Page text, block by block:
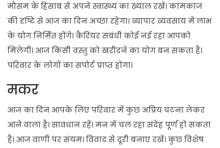
मौसम के हिसाब से अपने स्वास्थ्य का ख्याल रखें। कामकाज
की दृष्टि से आज का दिन अच्छा रहेगा। व्यापार व्यवसाय में लाभ
के योग निर्मित होंगे। कैरियर संबंधी कोई नई रहा आपको
मिलेगी। आज किसी वस्तु को खरीदने का योग बन सकता है।
परिवार के लोगों का सपोर्ट प्राप्त होगा।
मकर
आज का दिन आपके लिए परिवार में कुछ अप्रिय घटना लेकर
आने वाला है। सावधान रहें। मन में चल रहा संदेह पूर्ण हो सकता
है। आज वाणी पर संयम। विवाद से दूरी बनाए रखें। कुछ विशेष